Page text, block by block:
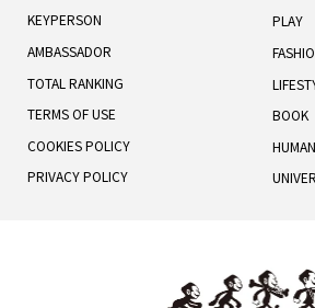
KEYPERSON
AMBASSADOR
TOTAL RANKING
TERMS OF USE
COOKIES POLICY
PRIVACY POLICY
PLAY
BOOK